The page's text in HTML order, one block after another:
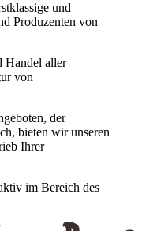
und
Produzenten von
Handel aller
von
der
bieten wir unseren
Ihrer
im Bereich des